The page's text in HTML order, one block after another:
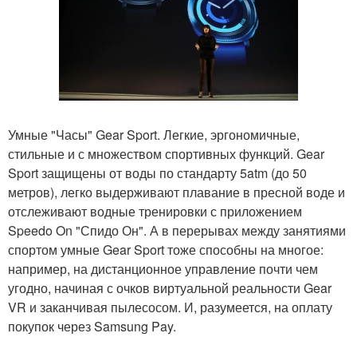
Умные "Часы" Gear Sport. Легкие, эргономичные,
стильные и с множеством спортивных функций. Gear
Sport защищены от воды по стандарту 5atm (до 50
метров), легко выдерживают плавание в пресной воде и
отслеживают водные тренировки с приложением
Speedo On "Спидо Он". А в перерывах между занятиями
спортом умные Gear Sport тоже способны на многое:
например, на дистанционное управление почти чем
угодно, начиная с очков виртуальной реальности Gear
VR и заканчивая пылесосом. И, разумеется, на оплату
покупок через Samsung Pay.